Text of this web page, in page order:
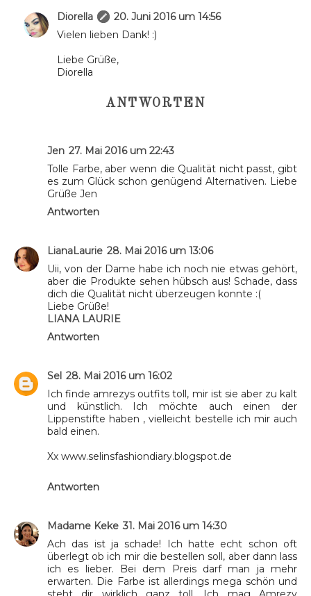
Diorella
20. Juni 2016 um 14:56
Vielen lieben Dank! :)
Liebe Grüße,
Diorella
ANTWORTEN
Jen 27. Mai 2016 um 22:43
Tolle Farbe, aber wenn die Qualität nicht passt, gibt
es zum Glück schon genügend Alternativen. Liebe
Grüße Jen
Antworten
LianaLaurie 28. Mai 2016 um 13:06
Uii, von der Dame habe ich noch nie etwas gehört,
aber die Produkte sehen hübsch aus! Schade, dass
dich die Qualität nicht überzeugen konnte :(
Liebe Grüße!
LIANA LAURIE
Antworten
Sel 28. Mai 2016 um 16:02
Ich finde amrezys outfits toll, mir ist sie aber zu kalt
und künstlich. Ich möchte auch einen der
Lippenstifte haben , vielleicht bestelle ich mir auch
bald einen.
Xx www.selinsfashiondiary.blogspot.de
Antworten
Madame Keke 31. Mai 2016 um 14:30
Ach das ist ja schade! Ich hatte echt schon oft
überlegt ob ich mir die bestellen soll, aber dann lass
ich es lieber. Bei dem Preis darf man ja mehr
erwarten. Die Farbe ist allerdings mega schön und